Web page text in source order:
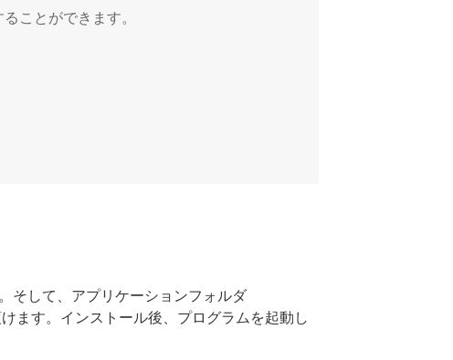
ことができます。
そして、アプリケーションフォルダ
ます。インストール後、プログラムを起動し